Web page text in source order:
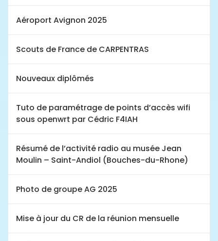
Aéroport Avignon 2025
Scouts de France de CARPENTRAS
Nouveaux diplômés
Tuto de paramétrage de points d’accès wifi
sous openwrt par Cédric F4IAH
Résumé de l’activité radio au musée Jean
Moulin – Saint-Andiol (Bouches-du-Rhone)
Photo de groupe AG 2025
Mise à jour du CR de la réunion mensuelle